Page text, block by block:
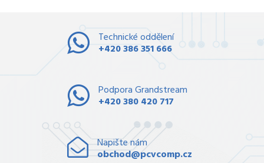
Technické oddělení
+420 386 351 666
Podpora Grandstream
+420 380 420 717
Napište nám
obchod@pcvcomp.cz